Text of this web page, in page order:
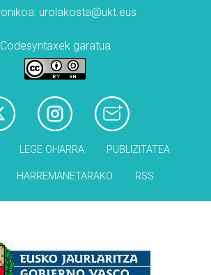
urolakosta@ukt.eus
Codesyntaxek garatua
LEGE OHARRA PUBLIZITATEA
HARREMANETARAKO RSS